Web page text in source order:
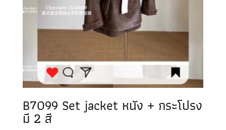
B7099 Set jacket หนัง + กระโปรง
มี 2 สี